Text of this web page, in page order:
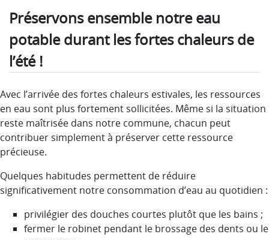
Préservons ensemble notre eau
potable durant les fortes chaleurs de
l’été !
Avec l’arrivée des fortes chaleurs estivales, les ressources
en eau sont plus fortement sollicitées. Même si la situation
reste maîtrisée dans notre commune, chacun peut
contribuer simplement à préserver cette ressource
précieuse.
Quelques habitudes permettent de réduire
significativement notre consommation d’eau au quotidien :
privilégier des douches courtes plutôt que les bains ;
fermer le robinet pendant le brossage des dents ou le